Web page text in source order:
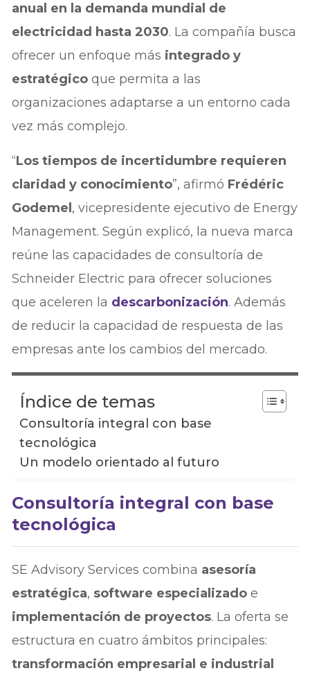
anual en la demanda mundial de
electricidad hasta 2030. La compañía busca
ofrecer un enfoque más integrado y
estratégico que permita a las
organizaciones adaptarse a un entorno cada
vez más complejo.
“Los tiempos de incertidumbre requieren
claridad y conocimiento”, afirmó Frédéric
Godemel , vicepresidente ejecutivo de Energy
Management. Según explicó, la nueva marca
reúne las capacidades de consultoría de
Schneider Electric para ofrecer soluciones
que aceleren la descarbonización. Además
de reducir la capacidad de respuesta de las
empresas ante los cambios del mercado.
Índice de temas
Consultoría integral con base
tecnológica
Un modelo orientado al futuro
Consultoría integral con base
tecnológica
SE Advisory Services combina asesoría
estratégica, software especializado e
implementación de proyectos. La oferta se
estructura en cuatro ámbitos principales:
transformación empresarial e industrial